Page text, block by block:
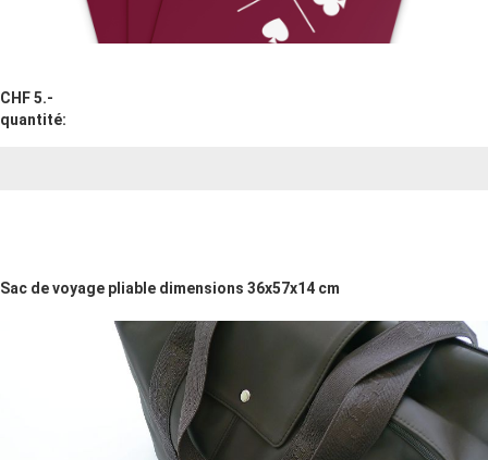
CHF 5.-
quantité:
Sac de voyage pliable dimensions 36x57x14 cm